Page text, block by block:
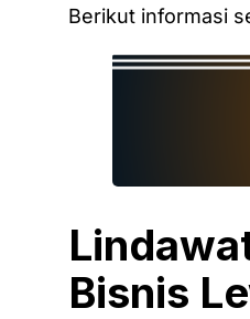
Berikut informasi
Bisnis